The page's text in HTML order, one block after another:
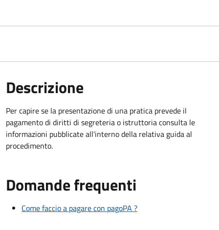
Descrizione
Per capire se la presentazione di una pratica prevede il
pagamento di diritti di segreteria o istruttoria consulta le
informazioni pubblicate all'interno della relativa guida al
procedimento.
Domande frequenti
Come faccio a pagare con pagoPA ?